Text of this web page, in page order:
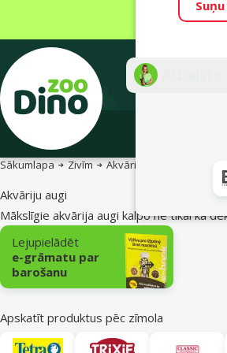
Sākumlapa Zivīm Akvāriju dekorācijas
Akvāriju augi
Mākslīgie akvārija augi kalpo ne tikai kā
Apakškategorija
Lejupielādēt
e-grāmatu par
barošanu
Apskatīt produktus pēc zīmola